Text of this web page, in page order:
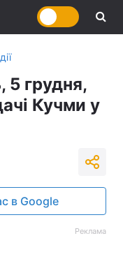
5 грудня,
Кучми у
в Google
Реклама